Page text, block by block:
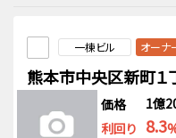
一棟ビル オーナ
熊本市中央区新町１
価格
1億
利回り 8.3